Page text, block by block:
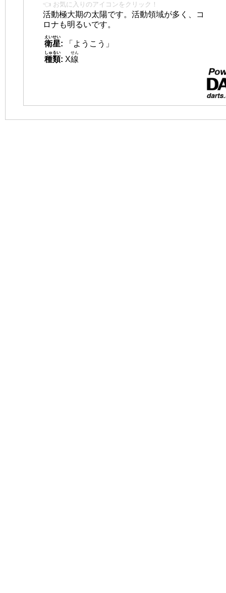
👈 お気に入りのアイコンをクリック！
活動極大期の太陽です。活動領域が多く、コ
ロナも明るいです。
衛星
えいせい
:
「ようこう」
種類
しゅるい
: X線
せん